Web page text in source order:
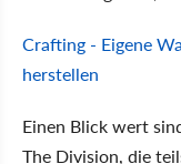
Crafting - Eigene
herstellen
Einen Blick wert
The Division, die